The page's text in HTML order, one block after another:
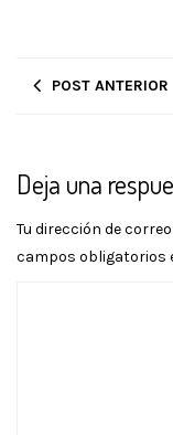
POST ANTERIOR
Deja una
Tu dirección de
campos obligatorios